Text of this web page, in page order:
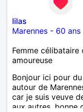
lilas
Marennes - 60 ans
Femme
amoureuse
Bonjour ici pour
autour de
car je suis veuve
aux autres, bonne